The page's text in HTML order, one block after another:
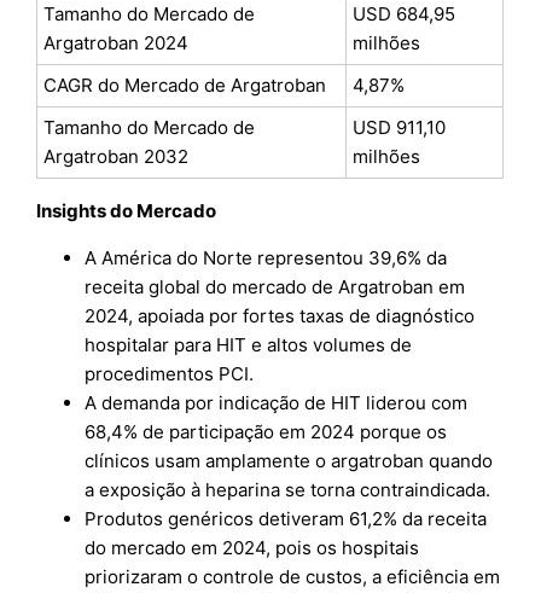
Tamanho do Mercado de
Argatroban 2024
USD 684,95
milhões
CAGR do Mercado de Argatroban
4,87%
Tamanho do Mercado de
Argatroban 2032
USD 911,10
milhões
Insights do Mercado
A América do Norte representou 39,6% da
receita global do mercado de Argatroban em
2024, apoiada por fortes taxas de diagnóstico
hospitalar para HIT e altos volumes de
procedimentos PCI.
A demanda por indicação de HIT liderou com
68,4% de participação em 2024 porque os
clínicos usam amplamente o argatroban quando
a exposição à heparina se torna contraindicada.
Produtos genéricos detiveram 61,2% da receita
do mercado em 2024, pois os hospitais
priorizaram o controle de custos, a eficiência em